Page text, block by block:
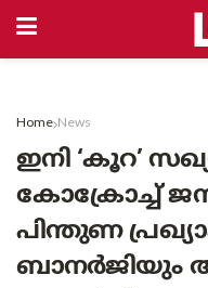
Home News
ഇനി ‘കൂറ’
കോക്രോച്ച്
പിന്തുണ
ബാനർജിയും